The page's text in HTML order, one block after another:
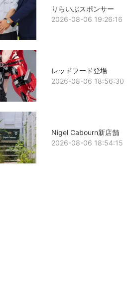
りらいぶスポンサー
2026-08-06 19:26:16
レッドフード登場
2026-08-06 18:56:30
Nigel Cabourn新店舗
2026-08-06 18:54:15